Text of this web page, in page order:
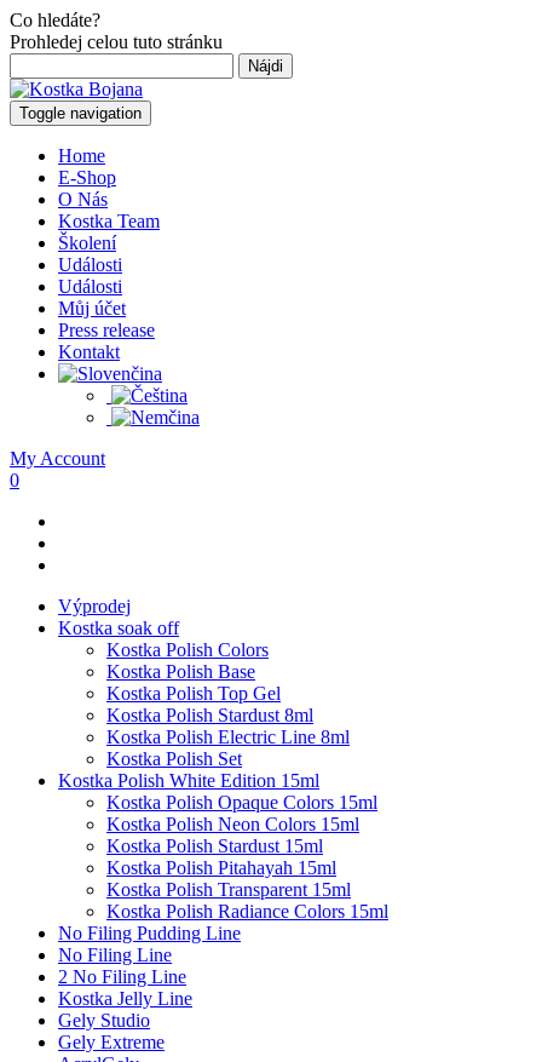
Co hledáte?
Prohledej celou tuto stránku
Toggle navigation
Home
E-Shop
O Nás
Kostka Team
Školení
Události
Události
Můj účet
Press release
Kontakt
My Account
0
Výprodej
Kostka soak off
Kostka Polish Colors
Kostka Polish Base
Kostka Polish Top Gel
Kostka Polish Stardust 8ml
Kostka Polish Electric Line 8ml
Kostka Polish Set
Kostka Polish White Edition 15ml
Kostka Polish Opaque Colors 15ml
Kostka Polish Neon Colors 15ml
Kostka Polish Stardust 15ml
Kostka Polish Pitahayah 15ml
Kostka Polish Transparent 15ml
Kostka Polish Radiance Colors 15ml
No Filing Pudding Line
No Filing Line
2 No Filing Line
Kostka Jelly Line
Gely Studio
Gely Extreme